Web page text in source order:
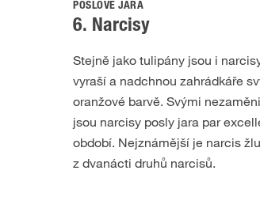
POSLOVÉ JARA
6. Narcisy
Stejně jako tulipány jsou i
vyraší a nadchnou zahrádkáře
oranžové barvě. Svými
jsou narcisy posly jara par
období. Nejznámější je narcis
z dvanácti druhů narcisů.